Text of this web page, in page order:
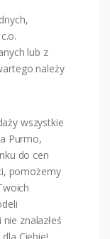
lub z
należy
wszystkie
Purmo,
do cen
pomożemy
znalazłeś